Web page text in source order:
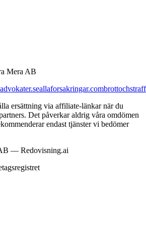
Mera AB
allaforsakringar.com
ersättning via affiliate-länkar när du
Det påverkar aldrig våra omdömen
endast tjänster vi bedömer
— Redovisning.ai